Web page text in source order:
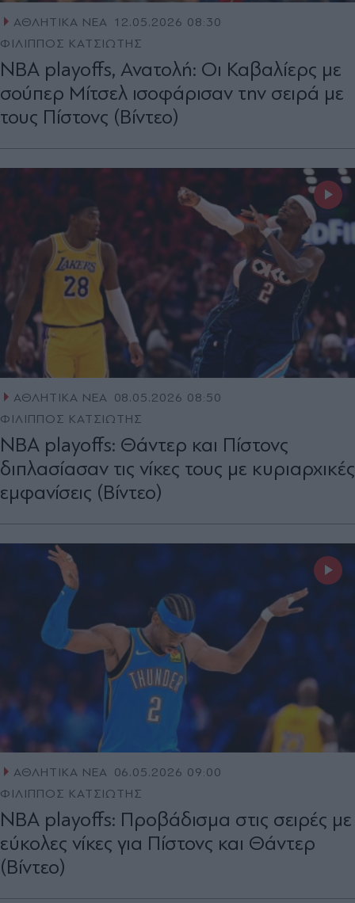
ΑΘΛΗΤΙΚΑ ΝΕΑ 12.05.2026 08:30
ΦΙΛΙΠΠΟΣ ΚΑΤΣΙΩΤΗΣ
NBA playoffs, Ανατολή: Οι Καβαλίερς με
σούπερ Μίτσελ ισοφάρισαν την σειρά με
τους Πίστονς (Βίντεο)
ΑΘΛΗΤΙΚΑ ΝΕΑ
08.05.2026 08:50
ΦΙΛΙΠΠΟΣ ΚΑΤΣΙΩΤΗΣ
NBA playoffs: Θάντερ και Πίστονς
διπλασίασαν τις νίκες τους με κυριαρχικές
εμφανίσεις (Βίντεο)
ΑΘΛΗΤΙΚΑ ΝΕΑ 06.05.2026 09:00
ΦΙΛΙΠΠΟΣ ΚΑΤΣΙΩΤΗΣ
NBA playoffs: Προβάδισμα στις σειρές με
εύκολες νίκες για Πίστονς και Θάντερ
(Βίντεο)